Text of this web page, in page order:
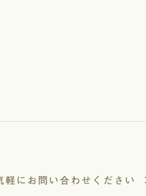
軽にお問い合わせください